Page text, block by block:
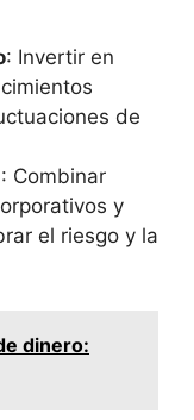
:⁢ Invertir en
de
: Combinar
y
el riesgo ​y la
dinero: